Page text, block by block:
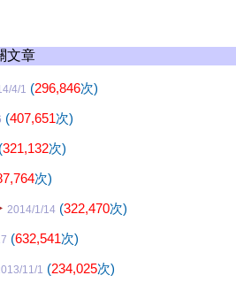
文章
4/1 (296,846次)
(407,651次)
(321,132次)
次)
2014/1/14 (322,470次)
(632,541次)
11/1 (234,025次)